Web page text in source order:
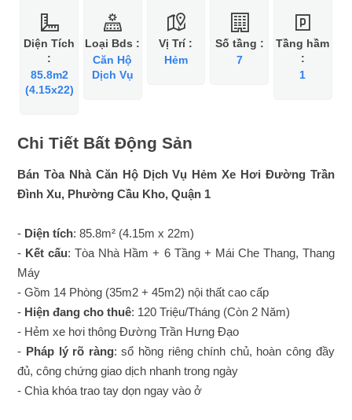
Diện Tích
:
85.8m2
(4.15x22)
Loại Bds :
Căn Hộ
Dịch Vụ
Vị Trí :
Hẻm
Số tầng :
7
Tầng hầm
:
1
Chi Tiết Bất Động Sản
Bán Tòa Nhà Căn Hộ Dịch Vụ Hẻm Xe Hơi Đường Trần
Đình Xu, Phường Cầu Kho, Quận 1
- Diện tích: 85.8m² (4.15m x 22m)
- Kết cấu: Tòa Nhà Hầm + 6 Tầng + Mái Che Thang, Thang
Máy
- Gồm 14 Phòng (35m2 + 45m2) nội thất cao cấp
- Hiện đang cho thuê: 120 Triệu/Tháng (Còn 2 Năm)
- Hẻm xe hơi thông Đường Trần Hưng Đạo
- Pháp lý rõ ràng: sổ hồng riêng chính chủ, hoàn công đầy
đủ, công chứng giao dịch nhanh trong ngày
- Chìa khóa trao tay dọn ngay vào ở